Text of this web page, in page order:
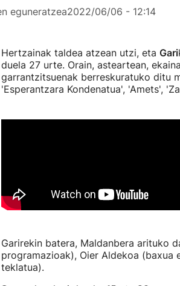
eguneratzea2022/06/06 - 12:14
Hertzainak taldea atzean utzi, eta Gari
duela 27 urte. Orain, asteartean,
garrantzitsuenak berreskuratuko ditu
'Esperantzara Kondenatua', 'Amets',
Garirekin batera, Maldanbera arituko
programazioak), Oier Aldekoa
teklatua).